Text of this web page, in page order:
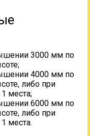
3000 мм по
4000 мм по
либо при
места;
6000 мм по
либо при
места.